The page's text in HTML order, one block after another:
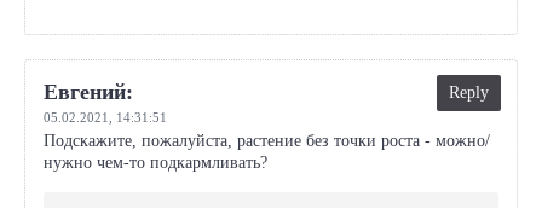
Евгений:
05.02.2021, 14:31:51
Reply
Подскажите, пожалуйста, растение без точки роста - можно/
нужно чем-то подкармливать?